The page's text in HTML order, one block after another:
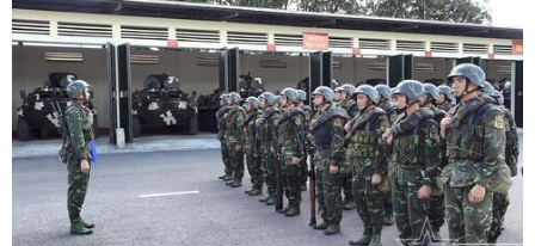
thuật có bắn đạn thật
Nơi sinh viên rèn ý trí, luyện kỹ năng